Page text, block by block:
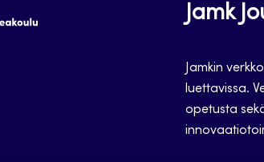
Jamk
Jamkin
luettavissa.
opetusta